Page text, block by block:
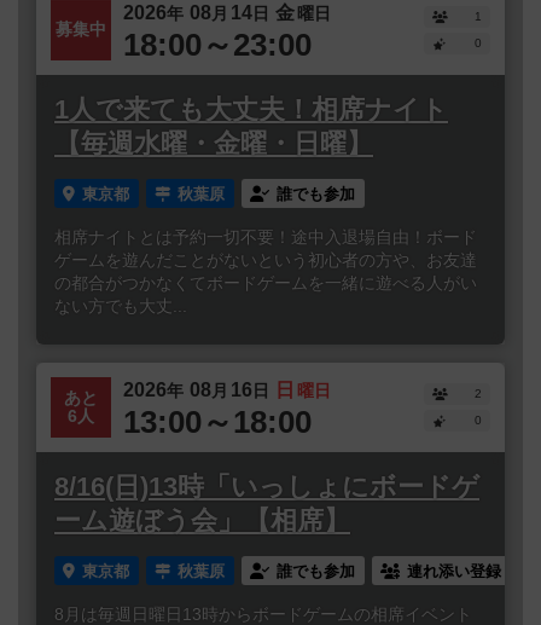
募集中
2026年 08 月 14日 金曜日
18:00～23:00
1
0
1人で来ても大丈夫！相席ナイト
【毎週水曜・金曜・日曜】
東京都 秋葉原 誰でも参加
相席ナイトとは予約一切不要！途中入退場自由！ボード
ゲームを遊んだことがないという初心者の方や、お友達
の都合がつかなくてボードゲームを一緒に遊べる人がい
ない方でも大丈...
あと
6人
2026年 08 月 16日 日 曜日
13:00～18:00
2
0
8/16(日)13時「いっしょにボードゲ
ーム遊ぼう会」【相席】
東京都 秋葉原 誰でも参加 連れ添い登録
8月は毎週日曜日13時からボードゲームの相席イベント